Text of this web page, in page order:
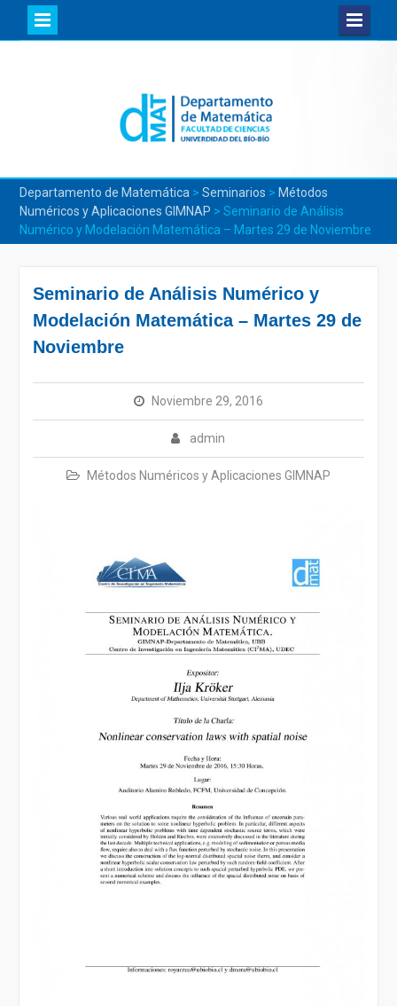
Departamento de Matemática > Seminarios > Métodos
Numéricos y Aplicaciones GIMNAP > Seminario de Análisis
Numérico y Modelación Matemática – Martes 29 de Noviembre
Seminario de Análisis Numérico y
Modelación Matemática – Martes 29 de
Noviembre
Noviembre 29, 2016
admin
Métodos Numéricos y Aplicaciones GIMNAP